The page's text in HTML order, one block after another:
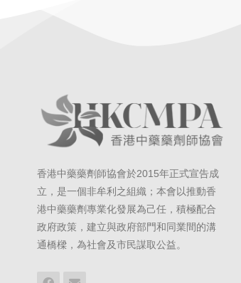
香港中藥藥劑師協會於2015年正式宣告成
立，是一個非牟利之組織；本會以推動香
港中藥藥劑專業化發展為己任，積極配合
政府政策，建立與政府部門和同業間的溝
通橋樑，為社會及市民謀取公益。